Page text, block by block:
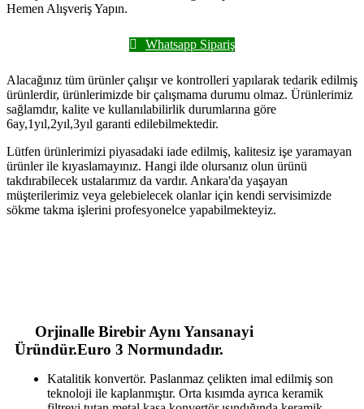
Hemen Alışveriş Yapın.
Whatsapp Sipariş
Alacağınız tüm ürünler çalışır ve kontrolleri yapılarak tedarik edilmiş
ürünlerdir, ürünlerimizde bir çalışmama durumu olmaz. Ürünlerimiz
sağlamdır, kalite ve kullanılabilirlik durumlarına göre
6ay,1yıl,2yıl,3yıl garanti edilebilmektedir.
Lütfen ürünlerimizi piyasadaki iade edilmiş, kalitesiz işe yaramayan
ürünler ile kıyaslamayınız. Hangi ilde olursanız olun ürünü
takdırabilecek ustalarımız da vardır. Ankara'da yaşayan
müşterilerimiz veya gelebielecek olanlar için kendi servisimizde
sökme takma işlerini profesyonelce yapabilmekteyiz.
Orjinalle Birebir Aynı Yansanayi
Üründür.Euro 3 Normundadır.
Katalitik konvertör. Paslanmaz çelikten imal edilmiş son
teknoloji ile kaplanmıştır. Orta kısımda ayrıca keramik